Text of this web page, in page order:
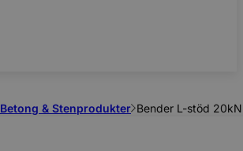
Betong & Stenprodukter Bender L-stöd